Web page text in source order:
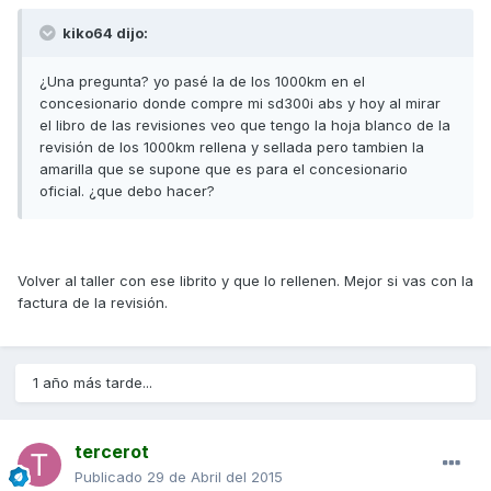
kiko64 dijo:
¿Una pregunta? yo pasé la de los 1000km en el
concesionario donde compre mi sd300i abs y hoy al mirar
el libro de las revisiones veo que tengo la hoja blanco de la
revisión de los 1000km rellena y sellada pero tambien la
amarilla que se supone que es para el concesionario
oficial. ¿que debo hacer?
Volver al taller con ese librito y que lo rellenen. Mejor si vas con la
factura de la revisión.
1 año más tarde...
tercerot
Publicado 29 de Abril del 2015